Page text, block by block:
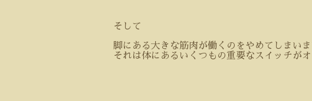
そして
脚にある大きな筋肉が働くのをやめてしまいま
それは体にあるいくつもの重要なスイッチが